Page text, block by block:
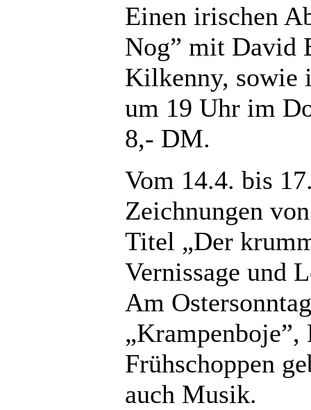
Einen irischen
Nog” mit David
Kilkenny, sowie
um 19 Uhr im
8,- DM.
Vom 14.4. bis
Zeichnungen
Titel „Der
Vernissage und
Am
„Krampenboje”,
Frühschoppen
auch Musik.